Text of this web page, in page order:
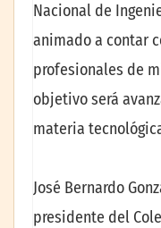
Nacional de
animado a contar
profesionales de
objetivo será
materia
José Bernardo
presidente del